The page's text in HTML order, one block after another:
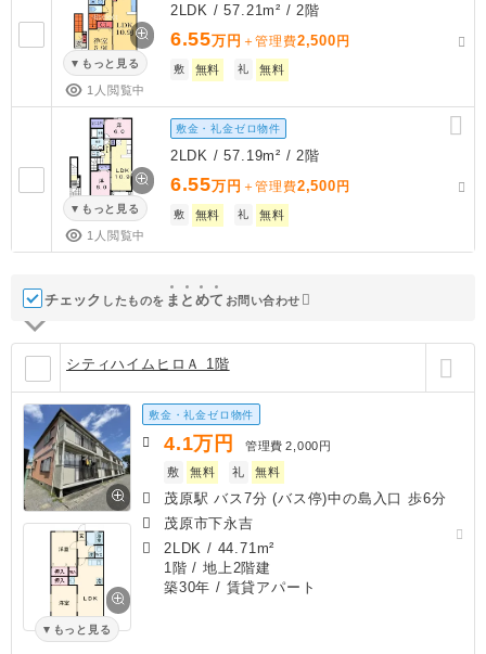
もっと見る
1人閲覧中
2LDK / 57.21m² / 2階
6.55万円 ＋管理費2,500 円
敷 無料 礼 無料
もっと見る
1人閲覧中
敷金・礼金ゼロ物件
2LDK / 57.19m² / 2階
6.55万円 ＋管理費2,500 円
敷 無料 礼 無料
チェック したものを ま と めて お問い合わせ
シティハイムヒロＡ 1階
もっと見る
敷金・礼金ゼロ物件
4.1万円 管理費 2,000円
敷
無料 礼 無料
茂原駅 バス7分 (バス停)中の島入口 歩6分
茂原市下永吉
2LDK / 44.71m²
1階 / 地上2階建
築30年 / 賃貸アパート